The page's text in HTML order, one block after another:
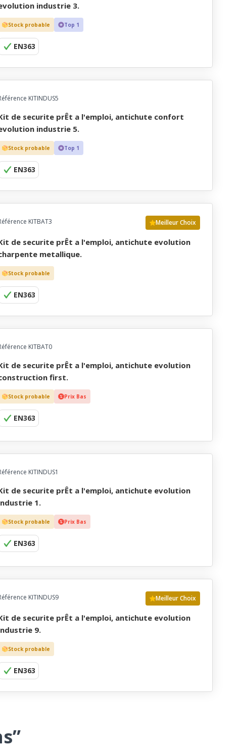
industrie 3.
Stock probable Top 1
EN363
KITINDUS5
antichute confort
industrie 5.
Stock probable Top 1
EN363
KITBAT3 Meilleur Choix
evolution
metallique.
Stock probable
EN363
KITBAT0
evolution
first.
Stock probable Prix Bas
EN363
KITINDUS1
evolution
1.
Stock probable Prix Bas
EN363
KITINDUS9 Meilleur Choix
evolution
9.
Stock probable
EN363